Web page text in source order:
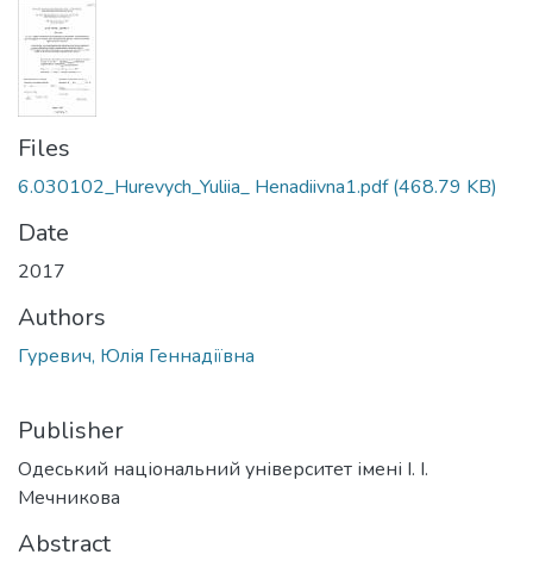
Files
6.030102_Hurevych_Yuliia_ Henadiivna1.pdf(468.79 KB)
Date
2017
Authors
Гуревич, Юлія Геннадіївна
Publisher
Одеський національний університет імені І. І.
Мечникова
Abstract